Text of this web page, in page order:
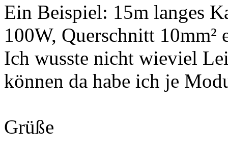
Ein Beispiel: 15m langes
100W, Querschnitt 10mm²
Ich wusste nicht wieviel
können da habe ich je
Grüße